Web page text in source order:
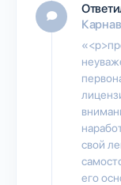
свой
его